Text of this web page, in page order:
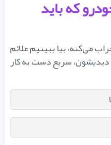
که باید
می‌کنه، بیا ببینیم علائم
سریع دست به کار